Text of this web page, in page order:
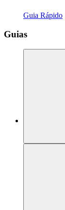
Guia Rápido
Guias